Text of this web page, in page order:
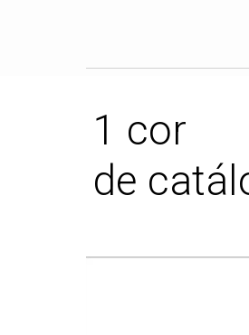
1 cor
de